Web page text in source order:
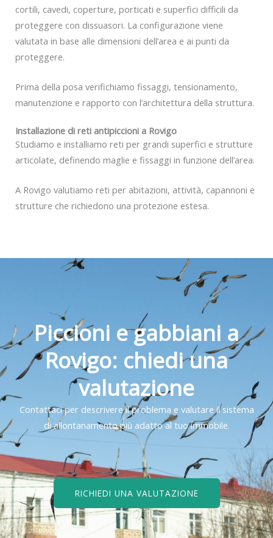
cortili, cavedi, coperture, porticati e superfici difficili da
proteggere con dissuasori. La configurazione viene
valutata in base alle dimensioni dell’area e ai punti da
proteggere.
Prima della posa verifichiamo fissaggi, tensionamento,
manutenzione e rapporto con l’architettura della struttura.
Installazione di reti antipiccioni a Rovigo
Studiamo e installiamo reti per grandi superfici e strutture
articolate, definendo maglie e fissaggi in funzione dell’area.
A Rovigo valutiamo reti per abitazioni, attività, capannoni e
strutture che richiedono una protezione estesa.
Piccioni e gabbiani a
Rovigo: chiedi una
valutazione
Contattaci per descrivere il problema e valutare il sistema
di allontanamento più adatto al tuo immobile.
RICHIEDI UNA VALUTAZIONE